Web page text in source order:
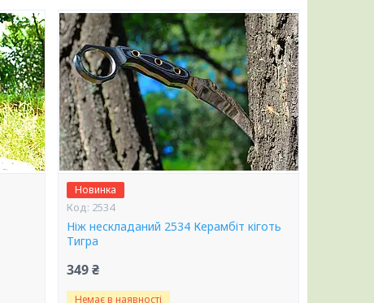
Новинка
2534
Ніж нескладаний 2534 Керамбіт кіготь
Тигра
349 ₴
Немає в наявності